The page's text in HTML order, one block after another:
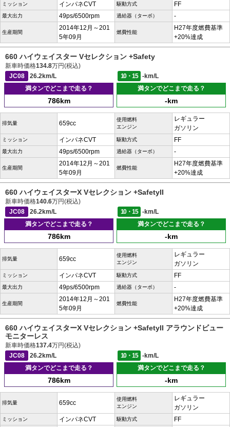
ミッション インパネCVT 駆動方式 FF
最大出力 49ps/6500rpm 過給器（ターボ） -
生産期間
2014年12月～201
5年09月
燃費性能
H27年度燃費基準
+20%達成
660 ハイウェイスター Vセレクション +Safety
新車時価格134.8万円(税込)
JC08
26.2km/L 10・15
-km/L
満タンでどこまで走る？
786km
満タンでどこまで走る？
-km
排気量 659cc
使用燃料
エンジン
レギュラー
ガソリン
ミッション インパネCVT 駆動方式 FF
最大出力 49ps/6500rpm 過給器（ターボ） -
生産期間
2014年12月～201
5年09月
燃費性能
H27年度燃費基準
+20%達成
660 ハイウェイスターX Vセレクション +SafetyII
新車時価格140.6万円(税込)
JC08
26.2km/L 10・15
-km/L
満タンでどこまで走る？
786km
満タンでどこまで走る？
-km
排気量 659cc
使用燃料
エンジン
レギュラー
ガソリン
ミッション インパネCVT 駆動方式 FF
最大出力 49ps/6500rpm 過給器（ターボ） -
生産期間
2014年12月～201
5年09月
燃費性能
H27年度燃費基準
+20%達成
660 ハイウェイスターX Vセレクション +SafetyII アラウンドビュー
モニターレス
新車時価格137.4万円(税込)
JC08
26.2km/L 10・15
-km/L
満タンでどこまで走る？
786km
満タンでどこまで走る？
-km
排気量 659cc
使用燃料
エンジン
レギュラー
ガソリン
ミッション インパネCVT 駆動方式 FF